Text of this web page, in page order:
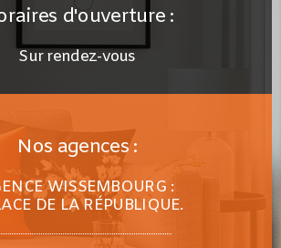
d'ouverture :
Sur rendez-vous
Nos agences :
WISSEMBOURG :
DE LA RÉPUBLIQUE.